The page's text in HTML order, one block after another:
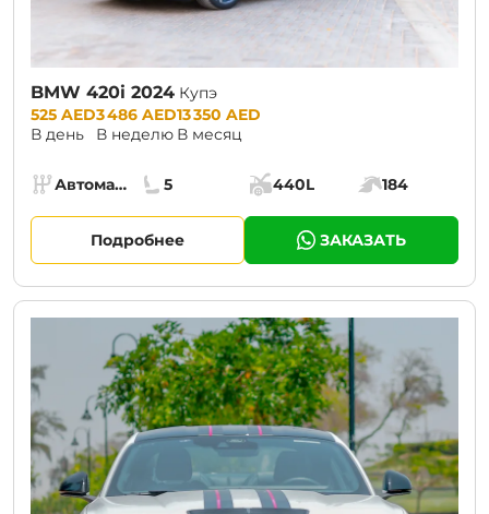
BMW 420i 2024 Купэ
Prices:
525 AED
В день
3 486 AED
В неделю
13 350 AED
В месяц
Specs:
Коробка передач:
Автомат (АКПП)
Места:
5
Объём багажника:
440L
Мощность
184
Подробнее ЗАКАЗАТЬ